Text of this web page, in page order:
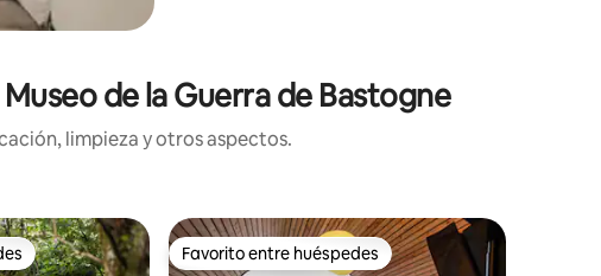
de la Guerra de Bastogne
limpieza y otros aspectos.
Favorito entre huéspedes
Favorito entre huéspedes